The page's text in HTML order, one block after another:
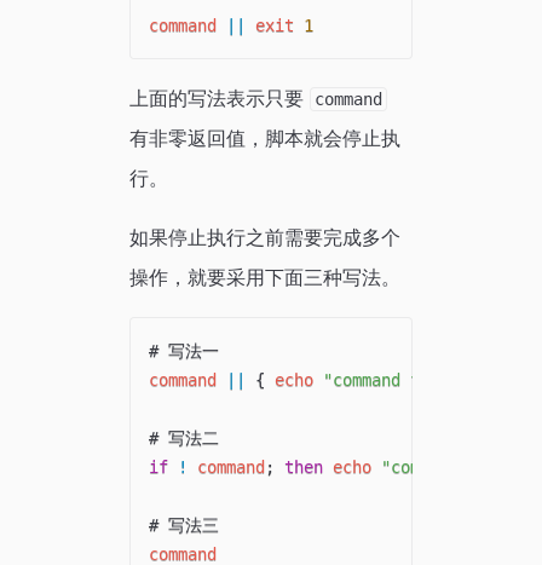
command exit 1
上面的写法表示只要 command
有非零返回值，脚本就会停止执
行。
如果停止执行之前需要完成多个
操作，就要采用下面三种写法。
# 写法一
command
{ echo "command failed"
# 写法二
if
! command ; then echo "command failed"
# 写法三
command